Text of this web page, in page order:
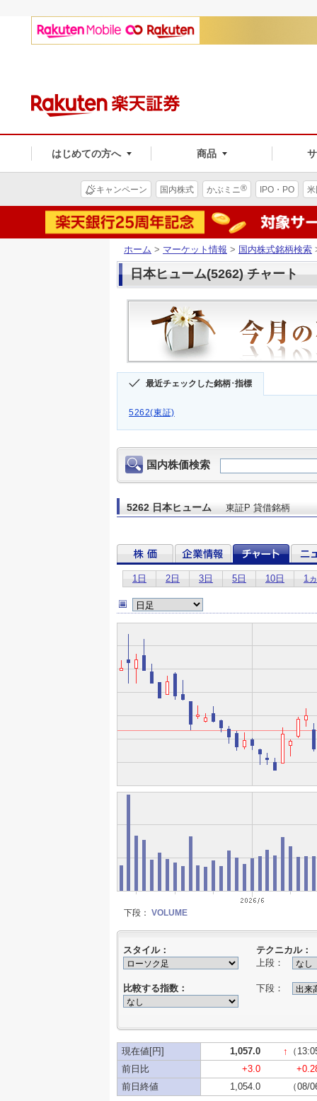
はじめての方へ 商品
キャンペーン 国内株式 かぶミニ® IPO・PO
ホーム > マーケット情報 > 国内株式銘柄検索
日本ヒューム(5262) チャート
最近チェックした銘柄･指標
5262(東証)